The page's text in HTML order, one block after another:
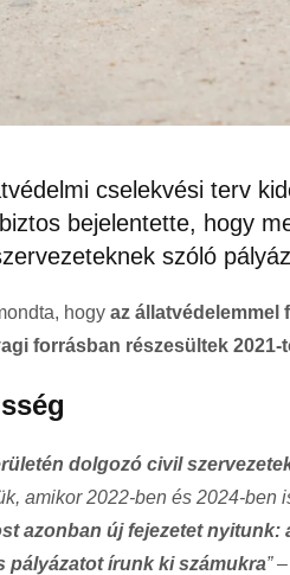
cselekvési terv
bejelentette, hogy
szóló
hogy az állatvédelemmel
forrásban részesültek 2021-
dolgozó civil
amikor 2022-ben és 2024-ben
azonban új fejezetet nyitunk:
pályázatot írunk ki számukra”–